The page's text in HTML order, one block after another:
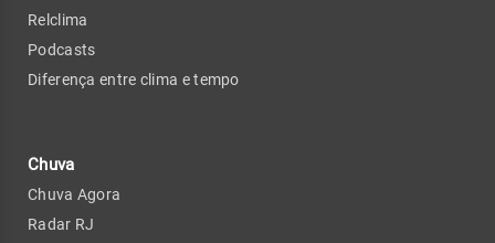
Relclima
Podcasts
Diferença entre clima e tempo
Chuva
Chuva Agora
Radar RJ